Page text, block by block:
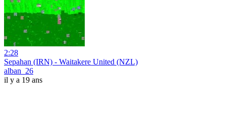
2:28
Sepahan (IRN) - Waitakere United (NZL)
alban_26
il y a 19 ans